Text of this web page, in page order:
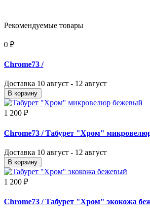
Рекомендуемые товары
0 ₽
Chrome73 /
Доставка 10 август - 12 август
В корзину
1 200 ₽
Chrome73 / Табурет "Хром"
Доставка 10 август - 12 август
В корзину
1 200 ₽
Chrome73 / Табурет "Хром" экокожа